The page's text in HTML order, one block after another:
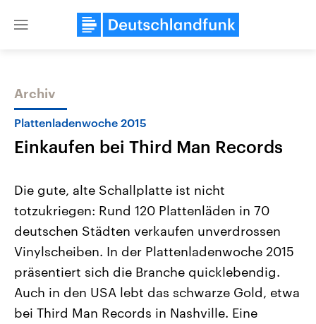
Close
Themen
USA
Aktuelle Beiträge, Analysen und
Hintergründe
Wirtschaftlich und militärisch
gehören die Vereinigten Staaten zu
mit großem Einfluss auf das
Nahostkonflikt
Aktuelle Lage und
Der Überfall der
Terrororganisation Hamas
Oktober 2023 auf Israel
Region wieder die
Israel möchte die Hamas
Archiv
Plattenladenwoche 2015
Einkaufen bei Third Man Records
Die gute, alte Schallplatte ist nicht
totzukriegen: Rund 120 Plattenläden in 70
deutschen Städten verkaufen unverdrossen
Vinylscheiben. In der Plattenladenwoche 2015
präsentiert sich die Branche quicklebendig.
Auch in den USA lebt das schwarze Gold, etwa
bei Third Man Records in Nashville. Eine